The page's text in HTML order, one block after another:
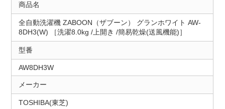
商品名
全自動洗濯機 ZABOON（ザブーン） グランホワイト AW-
8DH3(W) ［洗濯8.0kg /上開き /簡易乾燥(送風機能)］
型番
AW8DH3W
メーカー
TOSHIBA(東芝)